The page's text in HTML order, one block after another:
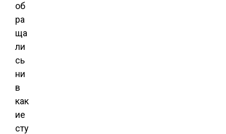
об
ра
ща
ли
сь
ни
в
как
ие
сту